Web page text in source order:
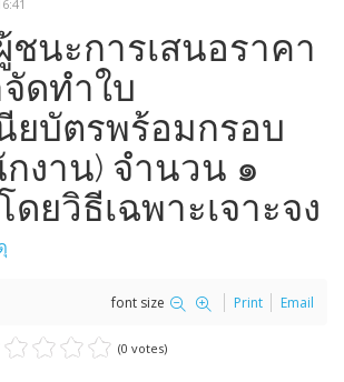
ชนะการเสนอราคา
ดทำใบ
ยบัตรพร้อมกรอบ
งาน) จำนวน ๑
ดยวิธีเฉพาะเจาะจง
font size Print Email
(0 votes)